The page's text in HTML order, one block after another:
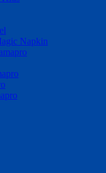
Napkin